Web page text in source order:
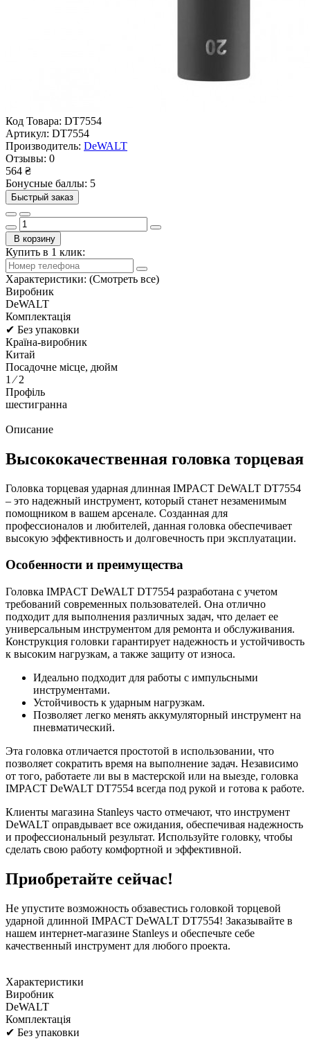
Код Товара: DT7554
Артикул: DT7554
Производитель: DeWALT
Отзывы: 0
564 ₴
Бонусные баллы: 5
Быстрый заказ
В корзину
Купить в 1 клик:
Характеристики: (Смотреть все)
Виробник
DeWALT
Комплектація
✔ Без упаковки
Країна-виробник
Китай
Посадочне місце, дюйм
1 ⁄ 2
Профіль
шестигранна
Описание
Высококачественная головка торцевая
Головка торцевая ударная длинная IMPACT DeWALT DT7554
– это надежный инструмент, который станет незаменимым
помощником в вашем арсенале. Созданная для
профессионалов и любителей, данная головка обеспечивает
высокую эффективность и долговечность при эксплуатации.
Особенности и преимущества
Головка IMPACT DeWALT DT7554 разработана с учетом
требований современных пользователей. Она отлично
подходит для выполнения различных задач, что делает ее
универсальным инструментом для ремонта и обслуживания.
Конструкция головки гарантирует надежность и устойчивость
к высоким нагрузкам, а также защиту от износа.
Идеально подходит для работы с импульсными
инструментами.
Устойчивость к ударным нагрузкам.
Позволяет легко менять аккумуляторный инструмент на
пневматический.
Эта головка отличается простотой в использовании, что
позволяет сократить время на выполнение задач. Независимо
от того, работаете ли вы в мастерской или на выезде, головка
IMPACT DeWALT DT7554 всегда под рукой и готова к работе.
Клиенты магазина Stanleys часто отмечают, что инструмент
DeWALT оправдывает все ожидания, обеспечивая надежность
и профессиональный результат. Используйте головку, чтобы
сделать свою работу комфортной и эффективной.
Приобретайте сейчас!
Не упустите возможность обзавестись головкой торцевой
ударной длинной IMPACT DeWALT DT7554! Заказывайте в
нашем интернет-магазине Stanleys и обеспечьте себе
качественный инструмент для любого проекта.
Характеристики
Виробник
DeWALT
Комплектація
✔ Без упаковки